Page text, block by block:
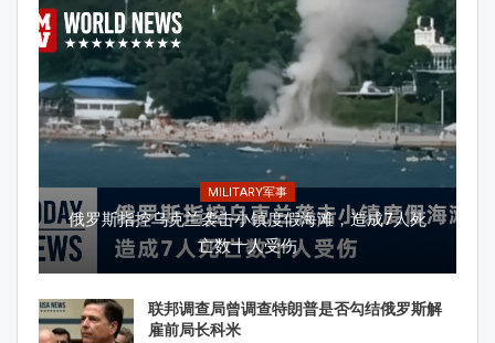
MILITARY军事
俄罗斯指控乌克兰袭击小镇度假海滩，造成7人死
亡数十人受伤
联邦调查局曾调查特朗普是否勾结俄罗斯解
雇前局长科米